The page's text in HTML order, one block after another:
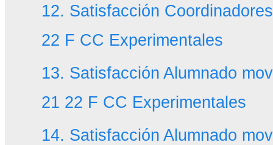
12. Satisfacción
22 F CC Experimentales
13. Satisfacción Alumnado
21 22 F CC Experimentales
14. Satisfacción Alumnado